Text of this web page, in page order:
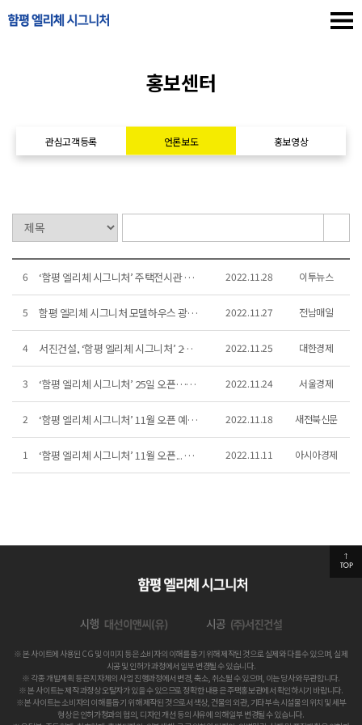
홍보센터
관심고객등록 언론보도 홍보영상
6 ‘함평 엘리체 시그니처’ 주택전시관 오픈 2022.11.28 이투뉴스
5 함평 엘리체 시그니처 모델하우스 광주에 오픈 2022.11.27 전남매일
4 서진건설, ‘함평 엘리체 시그니처’ 25일(금) 오픈 2022.11.25 대한경제
3 ‘함평 엘리체 시그니처’ 25일 오픈…신축 브랜드 입지… 2022.11.24 서울경제
2 ‘함평 엘리체 시그니처’ 11월 오픈 예정, 함평 신주… 2022.11.18 새전북신문
1 ‘함평 엘리체 시그니처’ 11월 오픈... “탁월한 입… 2022.11.11 아시아경제
※ 본 사이트에 사용된 CG 및 이미지 등은 소비자의 이해를 돕기 위해 제작된 것으로 실제와 다를 수 있으며, 실제
시공 및 인허가 과정에서 일부 변경될 수 있습니다.
※ 각종 개발계획 등은 지자체의 사업 진행과정에서 변경, 축소, 취소될 수 있으며, 이는 당사와 무관합니다.
※ 본 사이트는 제작 과정상 오탈자가 있을 수 있으므로 정확한 내용은 주택홍보관에서 확인하시기 바랍니다.
※ 본 사이트는 소비자의 이해를 돕기 위해 제작된 것으로서 색상, 건물의 외관, 기타 부속 시설물의 위치 및 세부
형상은 인허가청과의 협의, 디자인 개선 등의 사유에 의해 일부 변경될 수 있습니다.